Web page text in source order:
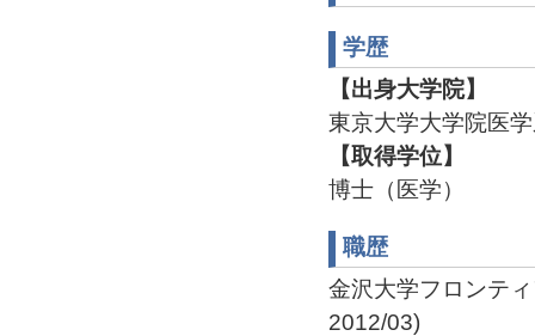
学歴
【出身大学院】
東京大学大学院
【取得学位】
博士（医学）
職歴
金沢大学フロンテ
2012/03)